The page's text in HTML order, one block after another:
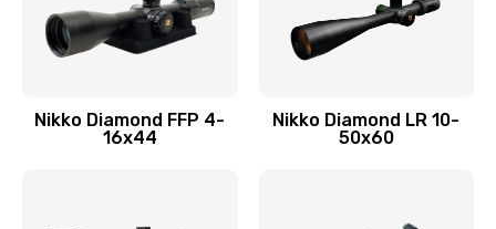
Nikko Diamond FFP 4-
16x44
Nikko Diamond LR 10-
50x60